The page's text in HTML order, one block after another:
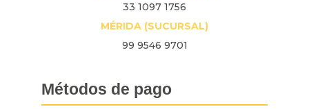
33 1097 1756
MÉRIDA (SUCURSAL)
99 9546 9701
Métodos de pago